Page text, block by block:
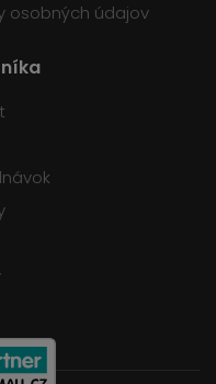
osobných údajov